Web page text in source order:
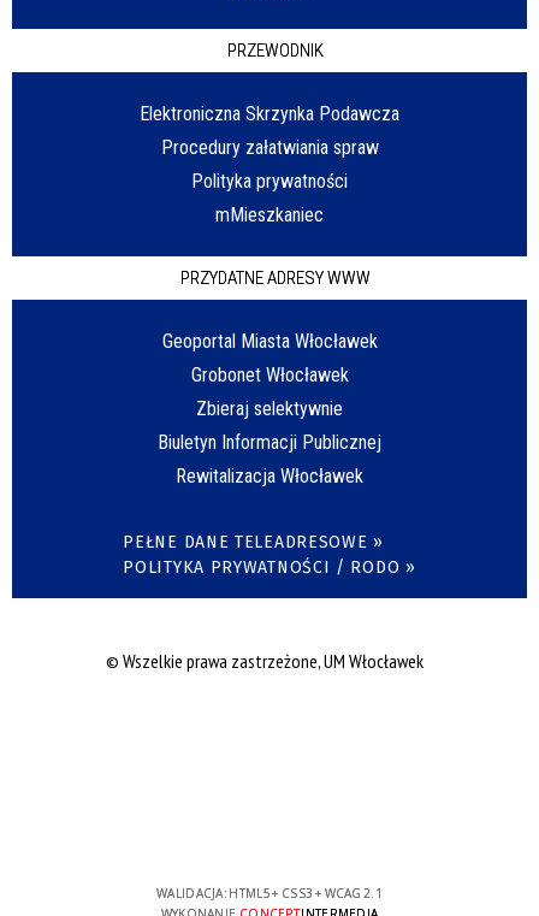
PRZEWODNIK
Elektroniczna Skrzynka Podawcza
Procedury załatwiania spraw
Polityka prywatności
mMieszkaniec
PRZYDATNE ADRESY WWW
Geoportal Miasta Włocławek
Grobonet Włocławek
Zbieraj selektywnie
Biuletyn Informacji Publicznej
Rewitalizacja Włocławek
PEŁNE DANE TELEADRESOWE »
POLITYKA PRYWATNOŚCI / RODO »
© Wszelkie prawa zastrzeżone, UM Włocławek
WALIDACJA: HTML5+ CSS3 + WCAG 2.1